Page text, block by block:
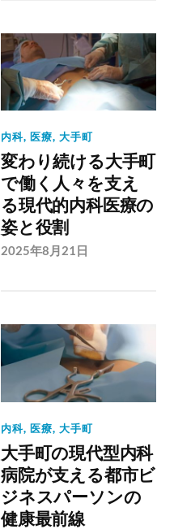
内科, 医療,大手町
変わり続ける大手町
で働く人々を支え
る現代的内科医療の
姿と役割
2025年8月21日
内科, 医療,大手町
大手町の現代型内科
病院が支える都市ビ
ジネスパーソンの
健康最前線